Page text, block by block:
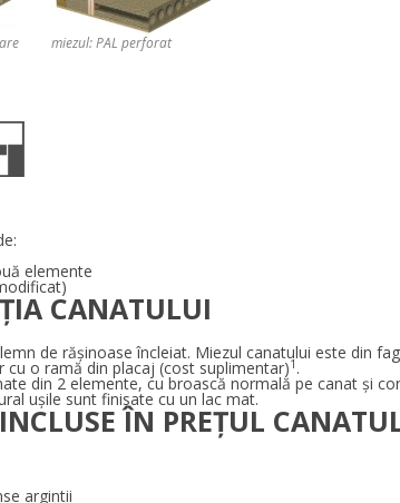
miezul: PAL perforat
elemente
CANATULUI
de rășinoase încleiat. Miezul canatului este din
cu o ramă din placaj (cost suplimentar)1.
din 2 elemente, cu broască normală pe canat şi
ușile sunt finisate cu un lac mat.
ÎN PREȚUL
argintii